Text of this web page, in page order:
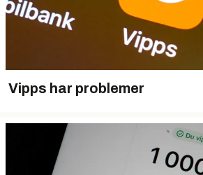
Vipps har problemer